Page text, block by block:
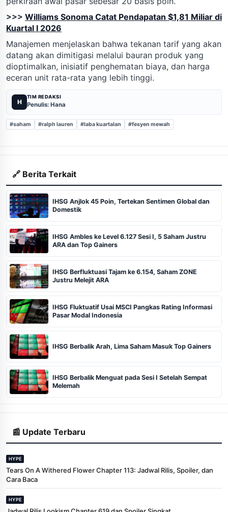
>>> Williams Sonoma Catat Pendapatan $1,81 Miliar di
Kuartal I 2026
Manajemen menjelaskan bahwa tekanan tarif yang akan
datang akan dimitigasi melalui bauran produk yang
dioptimalkan, inisiatif penghematan biaya, dan harga
eceran unit rata-rata yang lebih tinggi.
H
TIM REDAKSI
Penulis: Hana
#saham #ralph lauren #laba kuartalan #fesyen mewah
🔗 Berita Terkait
IHSG Anjlok 45 Poin, Tertekan Sentimen Global dan
Domestik
IHSG Ambles ke Level 6.127 Sesi I, 5 Saham Justru
ARA dan Top Gainers
IHSG Berfluktuasi Tajam ke 6.154, Saham ZONE
Justru Melejit ARA
IHSG Fluktuatif Usai MSCI Pangkas Rating Informasi
Pasar Modal Indonesia
IHSG Berbalik Arah, Lima Saham Masuk Top Gainers
IHSG Berbalik Menguat pada Sesi I Setelah Sempat
Melemah
📰 Update Terbaru
HYPE
Tears On A Withered Flower Chapter 113: Jadwal Rilis, Spoiler, dan
Cara Baca
HYPE